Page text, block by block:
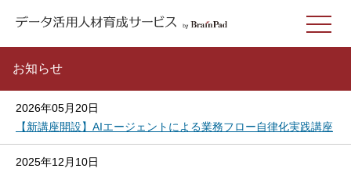
お知らせ
2026年05月20日
【新講座開設】AIエージェントによる業務フロー自律化実践講座
2025年12月10日